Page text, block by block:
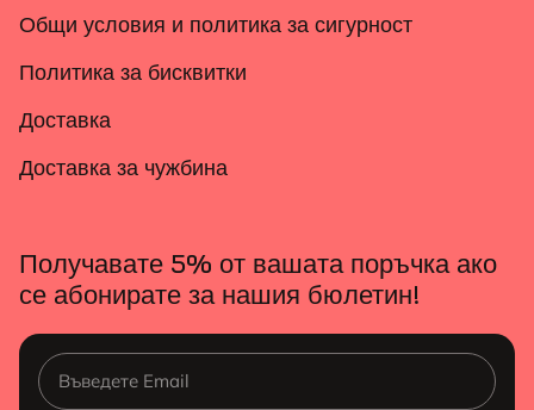
Общи условия и политика за сигурност
Политика за бисквитки
Доставка
Доставка за чужбина
Получавате 5% от вашата поръчка ако
се абонирате за нашия бюлетин!